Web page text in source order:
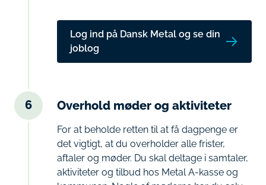
Log ind på Dansk Metal og se din
joblog
6 Overhold møder og aktiviteter
For at beholde retten til at få dagpenge er
det vigtigt, at du overholder alle frister,
aftaler og møder. Du skal deltage i samtaler,
aktiviteter og tilbud hos Metal A-kasse og